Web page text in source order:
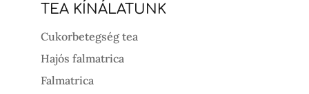
TEA KÍNÁLATUNK
Cukorbetegség tea
Hajós falmatrica
Falmatrica